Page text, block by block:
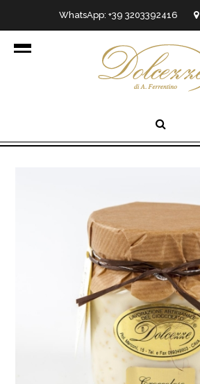
WhatsApp: +39 3203392416